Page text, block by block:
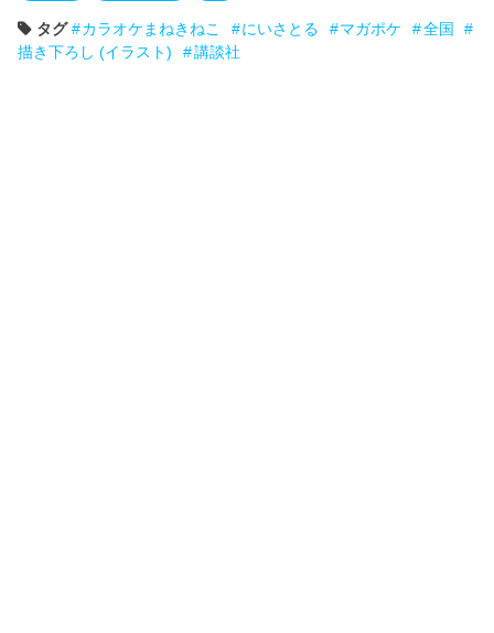
タグ カラオケまねきねこ にいさとる マガポケ
全国
描き下ろし (イラスト)
講談社